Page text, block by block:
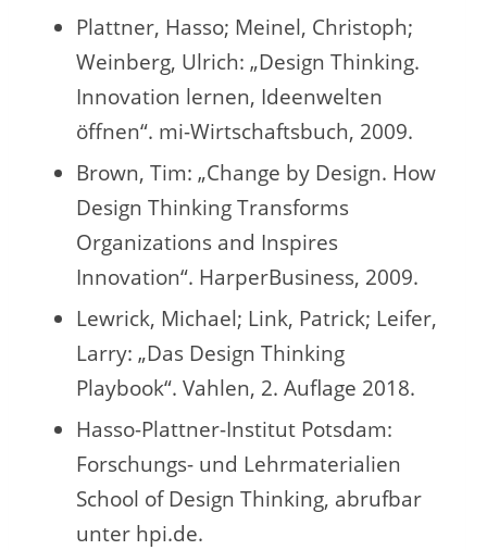
Plattner, Hasso; Meinel, Christoph;
Weinberg, Ulrich: „Design Thinking.
Innovation lernen, Ideenwelten
öffnen“. mi-Wirtschaftsbuch, 2009.
Brown, Tim: „Change by Design. How
Design Thinking Transforms
Organizations and Inspires
Innovation“. HarperBusiness, 2009.
Lewrick, Michael; Link, Patrick; Leifer,
Larry: „Das Design Thinking
Playbook“. Vahlen, 2. Auflage 2018.
Hasso-Plattner-Institut Potsdam:
Forschungs- und Lehrmaterialien
School of Design Thinking, abrufbar
unter hpi.de.